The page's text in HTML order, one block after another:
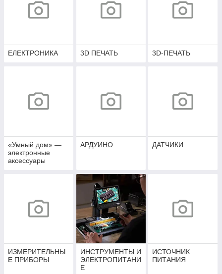
ЕЛЕКТРОНИКА 3D ПЕЧАТЬ 3D-ПЕЧАТЬ
«Умный дом» —
электронные
аксессуары
АРДУИНО ДАТЧИКИ
ИЗМЕРИТЕЛЬНЫ
Е ПРИБОРЫ
ИНСТРУМЕНТЫ И
ЭЛЕКТРОПИТАНИ
Е
ИСТОЧНИК
ПИТАНИЯ